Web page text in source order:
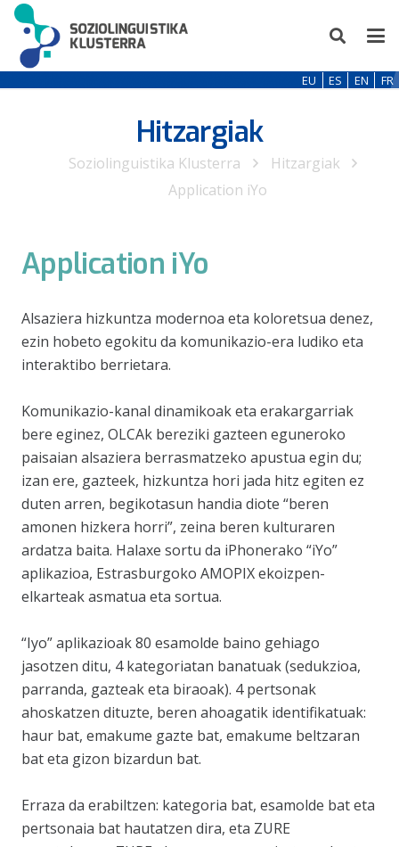
EU ES EN FR
Hitzargiak
Soziolinguistika Klusterra
Hitzargiak
Application iYo
Application iYo
Alsaziera hizkuntza modernoa eta koloretsua denez,
ezin hobeto egokitu da komunikazio-era ludiko eta
interaktibo berrietara.
Komunikazio-kanal dinamikoak eta erakargarriak
bere eginez, OLCAk bereziki gazteen eguneroko
paisaian alsaziera berrasmatzeko apustua egin du;
izan ere, gazteek, hizkuntza hori jada hitz egiten ez
duten arren, begikotasun handia diote “beren
amonen hizkera horri”, zeina beren kulturaren
ardatza baita. Halaxe sortu da iPhonerako “iYo”
aplikazioa, Estrasburgoko AMOPIX ekoizpen-
elkarteak asmatua eta sortua.
“Iyo” aplikazioak 80 esamolde baino gehiago
jasotzen ditu, 4 kategoriatan banatuak (sedukzioa,
parranda, gazteak eta biraoak). 4 pertsonak
ahoskatzen dituzte, beren ahoagatik identifikatuak:
haur bat, emakume gazte bat, emakume beltzaran
bat eta gizon bizardun bat.
Erraza da erabiltzen: kategoria bat, esamolde bat eta
pertsonaia bat hautatzen dira, eta ZURE